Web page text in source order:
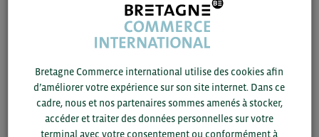
notable de l’économie, qui dépend fortement du commerce
et des investissements avec l’UE (en particulier l’Allemagne
Au sein des PME du marché intérieur,les secteurs de
l’industrie manufacturière, des transports, de la
logistique et du tourisme seront parmi les plus touchés
Le taux de chômage pourrait augmenter à nouveau et les
conditions du marché du travail pourraient se détériorer,
Bretagne Commerce international utilise des cookies afin
d’améliorer votre expérience sur son site internet. Dans ce
cadre, nous et nos partenaires sommes amenés à stocker,
accéder et traiter des données personnelles sur votre
terminal avec votre consentement ou conformément à